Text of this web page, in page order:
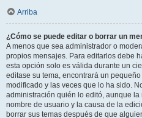
Arriba
¿Cómo se puede editar o borrar un
A menos que sea administrador o
propios mensajes. Para editarlos debe
esta opción solo es válida durante un
editase su tema, encontrará un
modificado y las veces que lo ha sido.
administración quién lo editó, aunque
nombre de usuario y la causa de la
borrar sus temas después de que